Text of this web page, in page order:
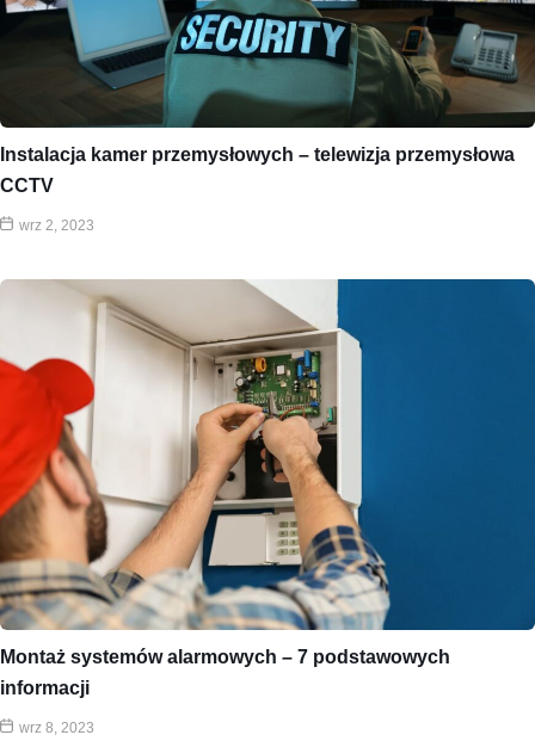
Instalacja kamer przemysłowych – telewizja przemysłowa
CCTV
wrz 2, 2023
Montaż systemów alarmowych – 7 podstawowych
informacji
wrz 8, 2023